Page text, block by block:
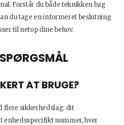
Forstår du både teknikken bag
du tage en informeret beslutning
til netop dine behov.
AT BRUGE?
flere sikkerhedslag: dit
enhedsspecifikt nummer, hver